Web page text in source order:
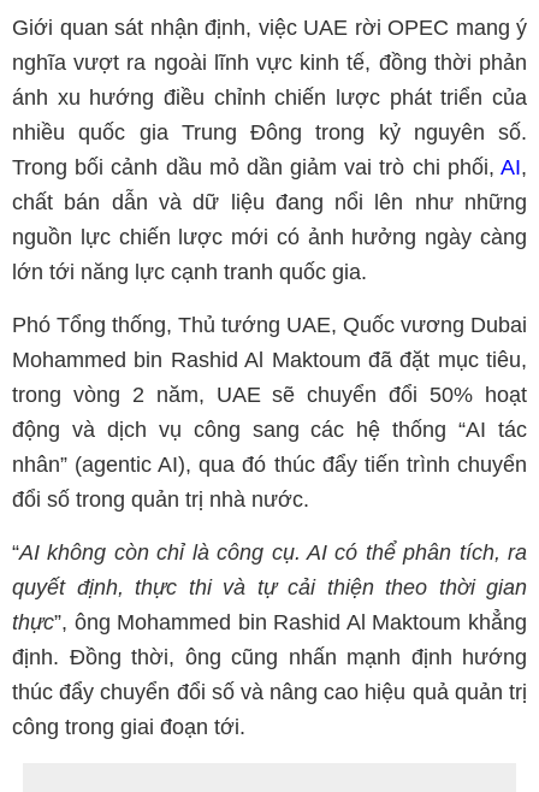
Giới quan sát nhận định, việc UAE rời OPEC mang ý
nghĩa vượt ra ngoài lĩnh vực kinh tế, đồng thời phản
ánh xu hướng điều chỉnh chiến lược phát triển của
nhiều quốc gia Trung Đông trong kỷ nguyên số.
Trong bối cảnh dầu mỏ dần giảm vai trò chi phối, AI,
chất bán dẫn và dữ liệu đang nổi lên như những
nguồn lực chiến lược mới có ảnh hưởng ngày càng
lớn tới năng lực cạnh tranh quốc gia.
Phó Tổng thống, Thủ tướng UAE, Quốc vương Dubai
Mohammed bin Rashid Al Maktoum đã đặt mục tiêu,
trong vòng 2 năm, UAE sẽ chuyển đổi 50% hoạt
động và dịch vụ công sang các hệ thống “AI tác
nhân” (agentic AI), qua đó thúc đẩy tiến trình chuyển
đổi số trong quản trị nhà nước.
“AI không còn chỉ là công cụ. AI có thể phân tích, ra
quyết định, thực thi và tự cải thiện theo thời gian
thực”, ông Mohammed bin Rashid Al Maktoum khẳng
định. Đồng thời, ông cũng nhấn mạnh định hướng
thúc đẩy chuyển đổi số và nâng cao hiệu quả quản trị
công trong giai đoạn tới.